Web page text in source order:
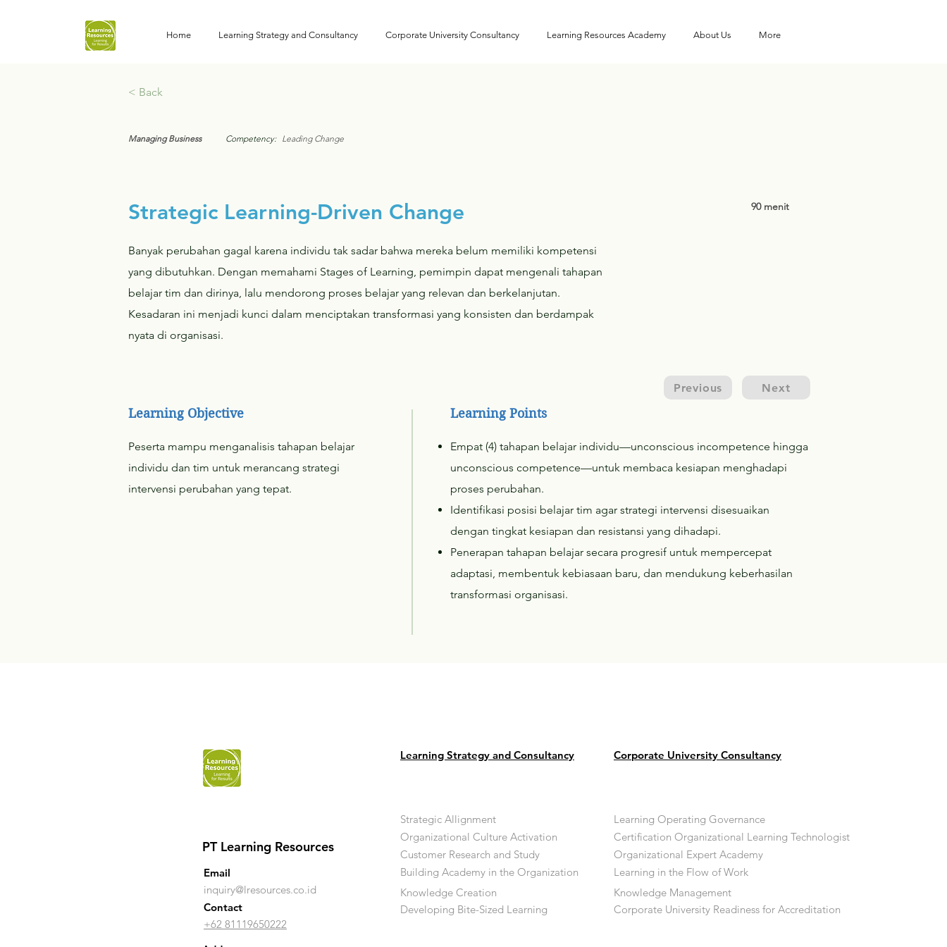
Home Learning Strategy and Consultancy Corporate University Consultancy Learning Resources Academy About Us More
< Back
Competency: Leading Change
Strategic Learning-Driven Change 90 menit
Banyak perubahan gagal karena individu tak sadar bahwa mereka belum memiliki kompetensi
yang dibutuhkan. Dengan memahami Stages of Learning, pemimpin dapat mengenali tahapan
belajar tim dan dirinya, lalu mendorong proses belajar yang relevan dan berkelanjutan.
Kesadaran ini menjadi kunci dalam menciptakan transformasi yang konsisten dan berdampak
nyata di organisasi.
Managing Business
Previous Next
Learning Objective Learning Points
Empat (4) tahapan belajar individu—unconscious incompetence hingga
unconscious competence—untuk membaca kesiapan menghadapi
proses perubahan.
Identifikasi posisi belajar tim agar strategi intervensi disesuaikan
dengan tingkat kesiapan dan resistansi yang dihadapi.
Penerapan tahapan belajar secara progresif untuk mempercepat
adaptasi, membentuk kebiasaan baru, dan mendukung keberhasilan
transformasi organisasi.
Peserta mampu menganalisis tahapan belajar
individu dan tim untuk merancang strategi
intervensi perubahan yang tepat.
PT Learning Resources
Email
inquiry@lresources.co.id
Contact
Learning Strategy and Consultancy
Strategic Allignment
Organizational Culture Activation
Customer Research and Study
Building Academy in the Organization
Knowledge Creation
Developing Bite-Sized Learning
Corporate University Consultancy
Learning Operating Governance
Certification Organizational Learning Technologist
Organizational Expert Academy
Learning in the Flow of Work
Knowledge Management
Corporate University Readiness for Accreditation
+62 81119650222